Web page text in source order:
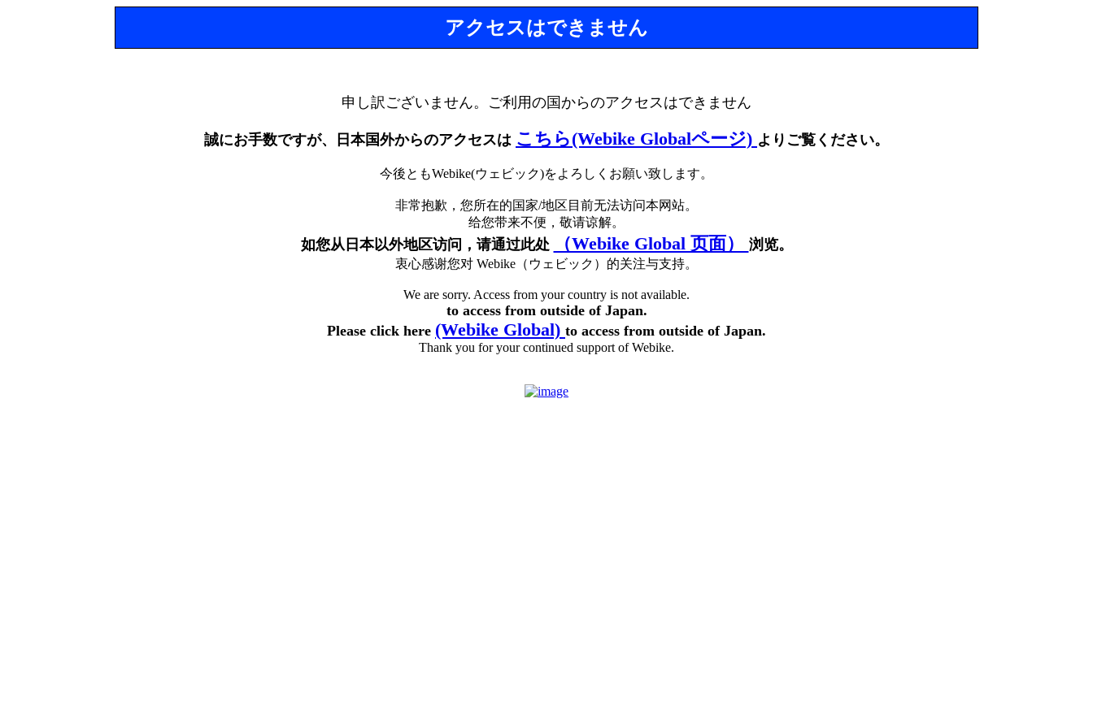
アクセスはできません
申し訳ございません。ご利用の国からのアクセスはできません
誠にお手数ですが、日本国外からのアクセスは こちら(Webike Globalページ) よりご覧ください。
今後ともWebike(ウェビック)をよろしくお願い致します。
非常抱歉，您所在的国家/地区目前无法访问本网站。
给您带来不便，敬请谅解。
如您从日本以外地区访问，请通过此处 （Webike Global 页面） 浏览。
衷心感谢您对 Webike（ウェビック）的关注与支持。
We are sorry. Access from your country is not available.
to access from outside of Japan.
Please click here (Webike Global) to access from outside of Japan.
Thank you for your continued support of Webike.